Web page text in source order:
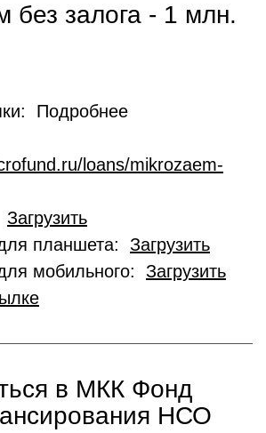
без залога - 1 млн.
Подробнее
loans/mikrozaem-
Загрузить
планшета: Загрузить
мобильного: Загрузить
в МКК Фонд
НСО